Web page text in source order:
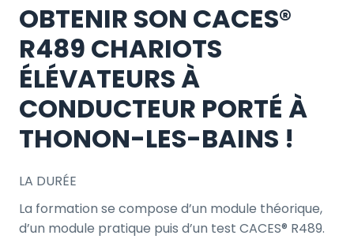
OBTENIR SON CACES®
R489 CHARIOTS
ÉLÉVATEURS À
CONDUCTEUR PORTÉ À
THONON-LES-BAINS !
LA DURÉE
La formation se compose d’un module théorique,
d’un module pratique puis d’un test CACES® R489.